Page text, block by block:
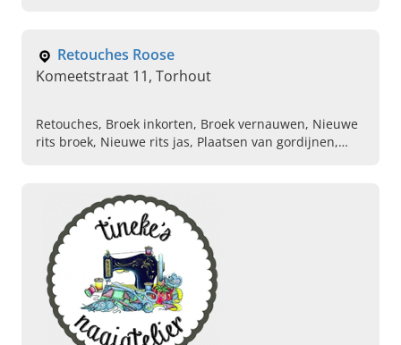
Retouches Roose
Komeetstraat 11, Torhout
Retouches, Broek inkorten, Broek vernauwen, Nieuwe
rits broek, Nieuwe rits jas, Plaatsen van gordijnen,